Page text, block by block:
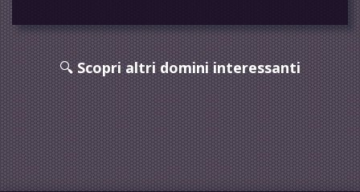
🔍Scopri altri domini interessanti